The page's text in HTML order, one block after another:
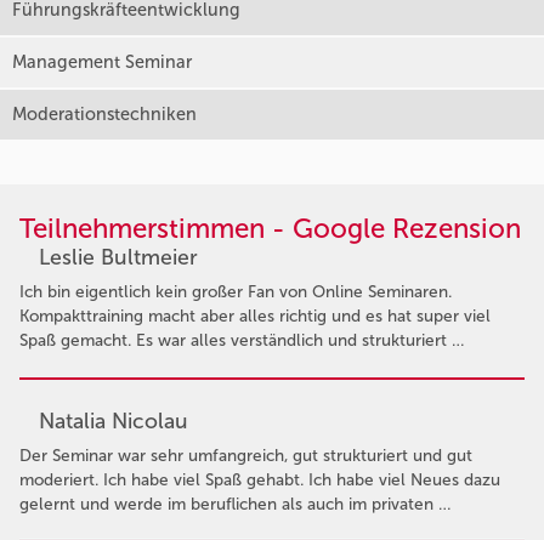
Führungskräfteentwicklung
Management Seminar
Moderationstechniken
Teilnehmerstimmen - Google Rezension
Leslie Bultmeier
Ich bin eigentlich kein großer Fan von Online Seminaren.
Kompakttraining macht aber alles richtig und es hat super viel
Spaß gemacht. Es war alles verständlich und strukturiert …
Natalia Nicolau
Der Seminar war sehr umfangreich, gut strukturiert und gut
moderiert. Ich habe viel Spaß gehabt. Ich habe viel Neues dazu
gelernt und werde im beruflichen als auch im privaten …